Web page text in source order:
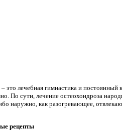
это лечебная гимнастика и
По сути, лечение остеохондроза
наружно, как разогревающее,
рецепты